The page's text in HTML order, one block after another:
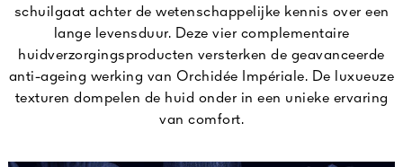
schuilgaat achter de wetenschappelijke kennis over een
lange levensduur. Deze vier complementaire
huidverzorgingsproducten versterken de geavanceerde
anti-ageing werking van Orchidée Impériale. De luxueuze
texturen dompelen de huid onder in een unieke ervaring
van comfort.